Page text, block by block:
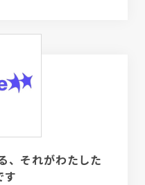
、それがわたした
す